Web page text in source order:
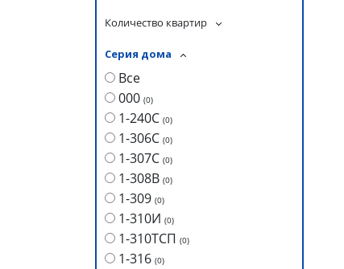
Количество квартир
Серия дома
Все
000 (0)
1-240С (0)
1-306С (0)
1-307С (0)
1-308В (0)
1-309 (0)
1-310И (0)
1-310ТСП (0)
1-316 (0)